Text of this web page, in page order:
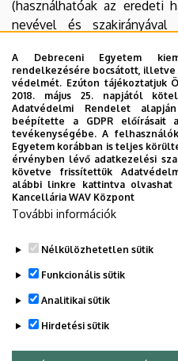
(használhatóak az eredeti
nevével és
felvételi vizsga
A felvételi eljárás
rendelkezésre álló
menüpont alatt található
tájékozódhatnak.
A vizsgáztató bizottság
a jelentkező szakmai
zenei előképzettségére és
továbbá kérhet egyéb
Legutóbbi frissítés: 2023. 12. 13.
A Debreceni Egyetem
rendelkezésére bocsátott,
védelmét. Ezúton tájékoztatjuk
2018. május 25. napjától
Adatvédelmi Rendelet
beépítette a GDPR előírásait
tevékenységébe. A
Egyetem korábban is teljes
érvényben lévő adatkezelési
követve frissítettük
alábbi linkre kattintva
Kancellária WAV Központ
További információk
Nélkülözhetetlen sütik
Funkcionális sütik
Analitikai sütik
Hirdetési sütik